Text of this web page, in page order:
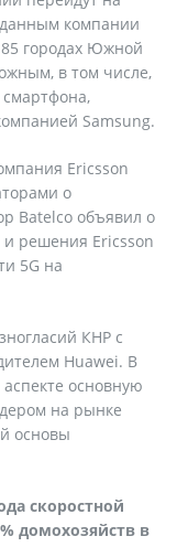
компании
85 городах Южной
в том числе,
Samsung.
Ericsson
о
Batelco объявил о
и решения Ericsson
5G на
КНР с
Huawei. В
основную
на рынке
основы
скоростной
домохозяйств в